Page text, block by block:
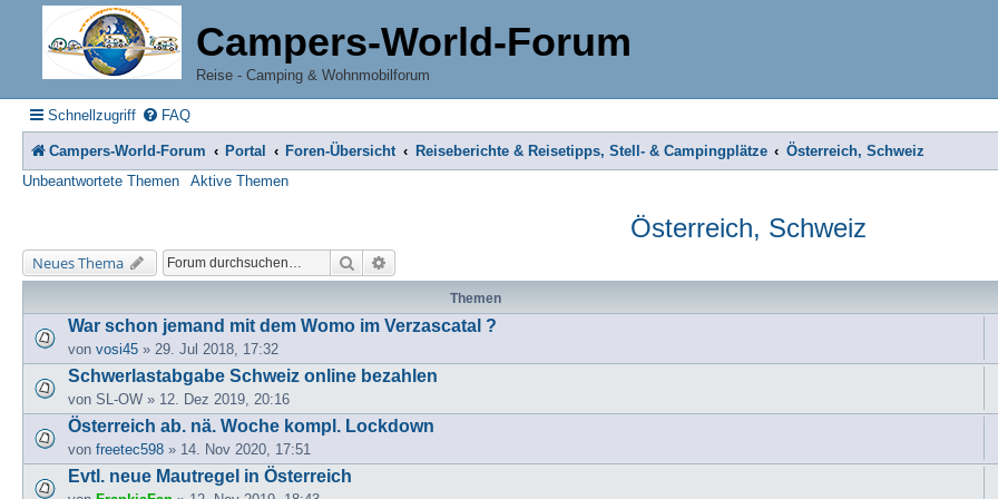
Campers-World-Forum
Reise - Camping & Wohnmobilforum
Schnellzugriff FAQ
Campers-World-Forum Portal Foren-Übersicht Reiseberichte & Reisetipps, Stell- & Campingplätze
Österreich, Schweiz
Unbeantwortete Themen
Aktive Themen
Österreich, Schweiz
Neues Thema Suche
Themen
War schon jemand mit dem Womo im Verzascatal ?
von vosi45 » 29. Jul 2018, 17:32
Schwerlastabgabe Schweiz online bezahlen
von SL-OW » 12. Dez 2019, 20:16
Österreich ab. nä. Woche kompl. Lockdown
von freetec598 » 14. Nov 2020, 17:51
Evtl. neue Mautregel in Österreich